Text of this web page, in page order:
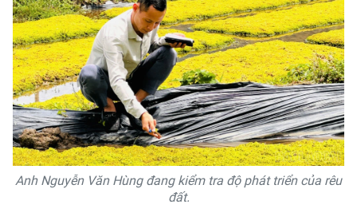
Anh Nguyễn Văn Hùng đang kiểm tra độ phát triển của rêu
đất.